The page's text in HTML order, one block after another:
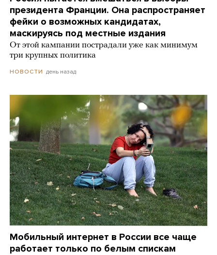
президента Франции. Она распространяет
фейки о возможных кандидатах,
маскируясь под местные издания
От этой кампании пострадали уже как минимум
три крупных политика
НОВОСТИ день назад
Мобильный интернет в России все чаще
работает только по белым спискам